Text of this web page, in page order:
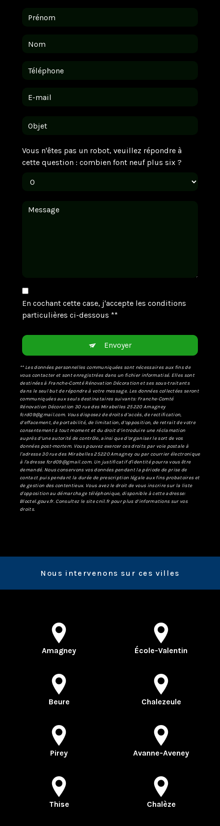
Vous n'êtes pas un robot, veuillez répondre à
cette question : combien font neuf plus six ?
En cochant cette case, j'accepte les conditions
particulières ci-dessous **
Envoyer
** Les données personnelles communiquées sont nécessaires aux fins de
vous contacter et sont enregistrées dans un fichier informatisé. Elles sont
destinées à Franche-Comté Rénovation Décoration et ses sous-traitants
dans le seul but de répondre à votre message. Les données collectées seront
communiquées aux seuls destinataires suivants: Franche-Comté
Rénovation Décoration 30 rue des Mirabelles 25220 Amagney
fcrd09@gmail.com. Vous disposez de droits d’accès, de rectification,
d’effacement, de portabilité, de limitation, d’opposition, de retrait de votre
consentement à tout moment et du droit d’introduire une réclamation
auprès d’une autorité de contrôle, ainsi que d’organiser le sort de vos
données post-mortem. Vous pouvez exercer ces droits par voie postale à
l'adresse 30 rue des Mirabelles 25220 Amagney ou par courrier électronique
à l'adresse fcrd09@gmail.com. Un justificatif d'identité pourra vous être
demandé. Nous conservons vos données pendant la période de prise de
contact puis pendant la durée de prescription légale aux fins probatoires et
de gestion des contentieux. Vous avez le droit de vous inscrire sur la liste
d'opposition au démarchage téléphonique, disponible à cette adresse:
Bloctel.gouv.fr. Consultez le site cnil.fr pour plus d’informations sur vos
droits.
Nous intervenons sur ces villes
Amagney École-Valentin
Beure Chalezeule
Pirey Avanne-Aveney
Thise Chalèze